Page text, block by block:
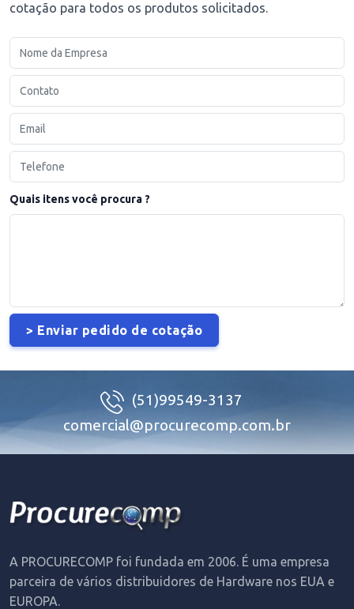
cotação para todos os produtos solicitados.
Quais itens você procura ?
(51)99549-3137
comercial@procurecomp.com.br
A PROCURECOMP foi fundada em 2006. É uma empresa
parceira de vários distribuidores de Hardware nos EUA e
EUROPA.